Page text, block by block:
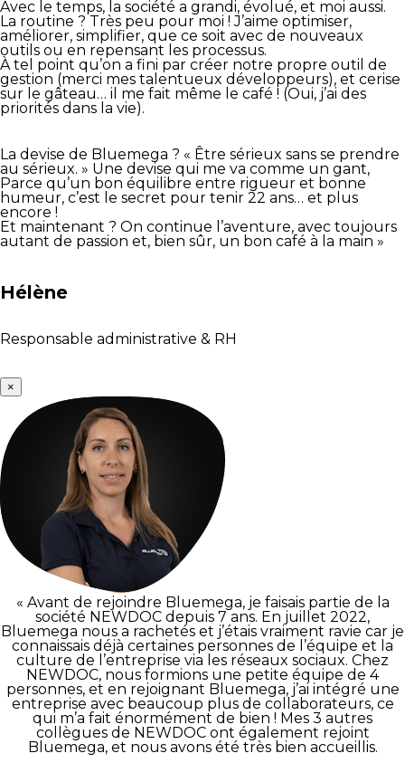
Avec le temps, la société a grandi, évolué, et moi aussi.
La routine ? Très peu pour moi ! J’aime optimiser,
améliorer, simplifier, que ce soit avec de nouveaux
outils ou en repensant les processus.
À tel point qu’on a fini par créer notre propre outil de
gestion (merci mes talentueux développeurs), et cerise
sur le gâteau… il me fait même le café ! (Oui, j’ai des
priorités dans la vie).
La devise de Bluemega ? « Être sérieux sans se prendre
au sérieux. » Une devise qui me va comme un gant,
Parce qu’un bon équilibre entre rigueur et bonne
humeur, c’est le secret pour tenir 22 ans… et plus
encore !
Et maintenant ? On continue l’aventure, avec toujours
autant de passion et, bien sûr, un bon café à la main »
Hélène
Responsable administrative & RH
×
« Avant de rejoindre Bluemega, je faisais partie de la
société NEWDOC depuis 7 ans. En juillet 2022,
Bluemega nous a rachetés et j’étais vraiment ravie car je
connaissais déjà certaines personnes de l’équipe et la
culture de l’entreprise via les réseaux sociaux. Chez
NEWDOC, nous formions une petite équipe de 4
personnes, et en rejoignant Bluemega, j’ai intégré une
entreprise avec beaucoup plus de collaborateurs, ce
qui m’a fait énormément de bien ! Mes 3 autres
collègues de NEWDOC ont également rejoint
Bluemega, et nous avons été très bien accueillis.